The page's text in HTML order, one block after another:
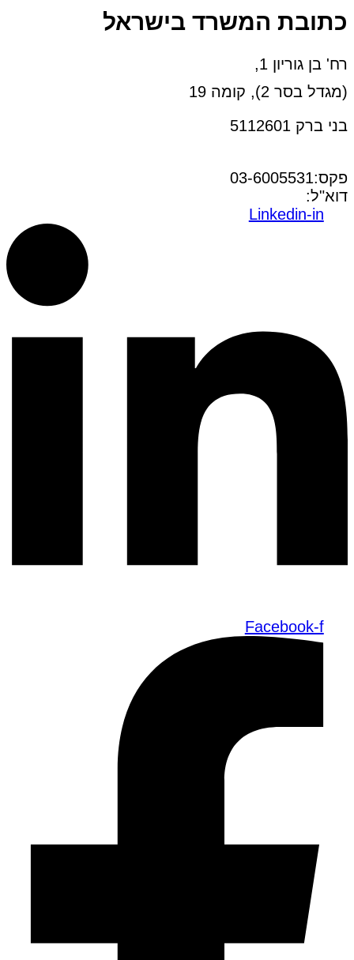
כתובת המשרד בישראל
רח' בן גוריון 1,
(מגדל בסר 2), קומה 19
בני ברק 5112601
פקס:03-6005531
דוא"ל:
Linkedin-in
Facebook-f